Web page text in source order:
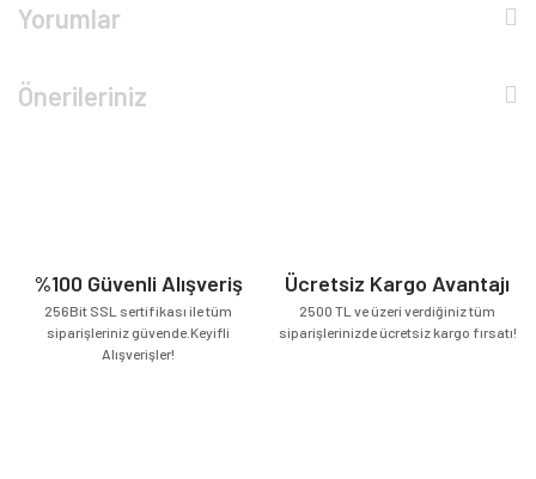
Yorumlar
Önerileriniz
%100 Güvenli Alışveriş
256Bit SSL sertifikası ile tüm
siparişleriniz güvende.Keyifli
Alışverişler!
Ücretsiz Kargo Avantajı
2500 TL ve üzeri verdiğiniz tüm
siparişlerinizde ücretsiz kargo fırsatı!